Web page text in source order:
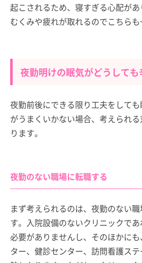
起こされるため、寝すぎる心配が
むくみや疲れが取れるのでこちらも
夜勤明けの眠気がどうしても
夜勤前後にできる限り工夫をして
がうまくいかない場合、考えられ
ります。
夜勤のない職場に転職する
まず考えられるのは、夜勤のない
す。入院設備のないクリニックで
必要がありませんし、そのほかに
ター、健診センター、訪問看護ス